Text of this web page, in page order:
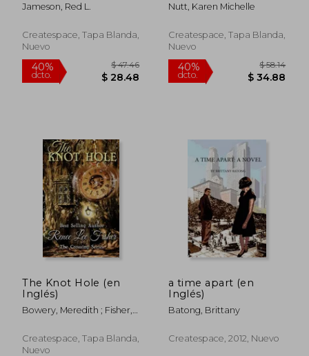
45%
dcto.
40%
dcto.
Jameson, Red L.
Createspace, Tapa Blanda,
Nuevo
Nutt, Karen Michelle
Createspace, Tapa Blanda,
Nuevo
The Knot Hole (en
Inglés)
Bowery, Meredith ; Fisher,
Createspace, Tapa Blanda,
Nuevo
a time apart (en
Inglés)
Batong, Brittany
Createspace, 2012, Nuevo